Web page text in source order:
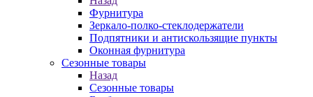
Фурнитура
Зеркало-полко-стеклодержатели
Подпятники и антискользящие пункты
Оконная фурнитура
Сезонные товары
Назад
Сезонные товары